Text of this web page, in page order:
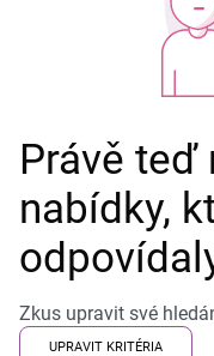
Právě teď
nabídky,
Zkus upravit své
UPRAVIT KRITÉRIA